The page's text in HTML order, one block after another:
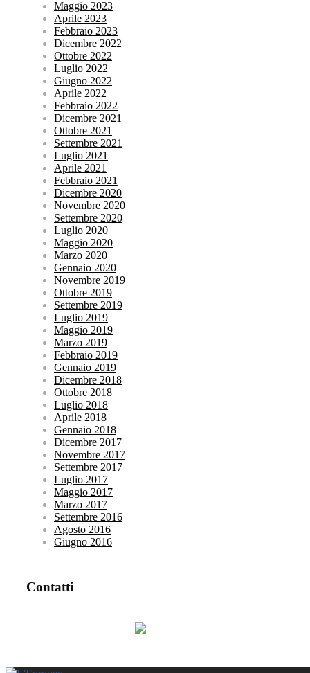
Maggio 2023
Aprile 2023
Febbraio 2023
Dicembre 2022
Ottobre 2022
Luglio 2022
Giugno 2022
Aprile 2022
Febbraio 2022
Dicembre 2021
Ottobre 2021
Settembre 2021
Luglio 2021
Aprile 2021
Febbraio 2021
Dicembre 2020
Novembre 2020
Settembre 2020
Luglio 2020
Maggio 2020
Marzo 2020
Gennaio 2020
Novembre 2019
Ottobre 2019
Settembre 2019
Luglio 2019
Maggio 2019
Marzo 2019
Febbraio 2019
Gennaio 2019
Dicembre 2018
Ottobre 2018
Luglio 2018
Aprile 2018
Gennaio 2018
Dicembre 2017
Novembre 2017
Settembre 2017
Luglio 2017
Maggio 2017
Marzo 2017
Settembre 2016
Agosto 2016
Giugno 2016
Contatti